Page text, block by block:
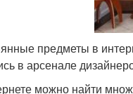
предметы в
в арсенале
можно найти